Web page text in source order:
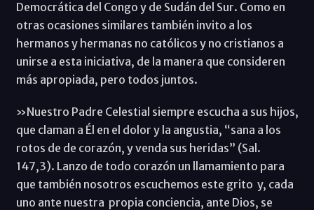
Democrática del Congo y de Sudán del Sur. Como en
otras ocasiones similares también invito a los
hermanos y hermanas no católicos y no cristianos a
unirse a esta iniciativa, de la manera que consideren
más apropiada, pero todos juntos.
»Nuestro Padre Celestial siempre escucha a sus hijos,
que claman a Él en el dolor y la angustia, “sana a los
rotos de de corazón, y venda sus heridas” (Sal.
147,3). Lanzo de todo corazón un llamamiento para
que también nosotros escuchemos este grito y, cada
uno ante nuestra propia conciencia, ante Dios, se